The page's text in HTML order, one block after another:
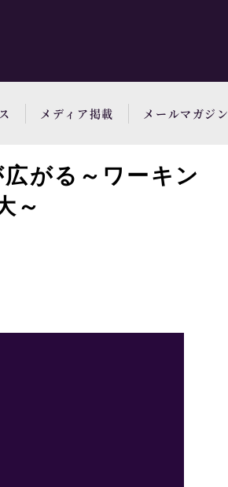
メディア掲載 メールマガジン
がる～ワーキン
～